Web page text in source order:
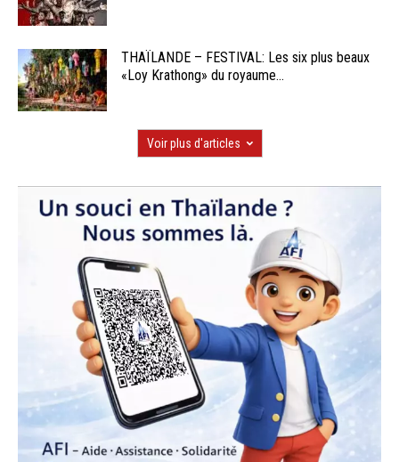
THAÏLANDE – FESTIVAL: Les six plus beaux
«Loy Krathong» du royaume...
Voir plus d'articles